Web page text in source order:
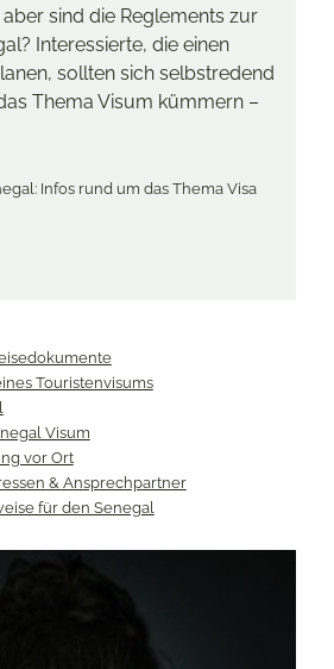
sind die Reglements zur
Interessierte, die einen
sollten sich selbstredend
Thema Visum kümmern –
Touristenvisums
Visum
vor Ort
& Ansprechpartner
für den Senegal